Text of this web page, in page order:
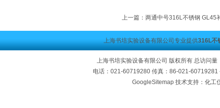
上一篇： 两通中号316L不锈钢 GL45
上海书培实验设备有限公司专业提供316L不
上海书培实验设备有限公司 版权所有 总访问量
电话：021-60719280 传真：86-021-
GoogleSitemap技术支持：化工